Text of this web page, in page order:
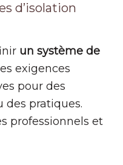
d’isolation
un système de
exigences
pour des
des pratiques.
professionnels et